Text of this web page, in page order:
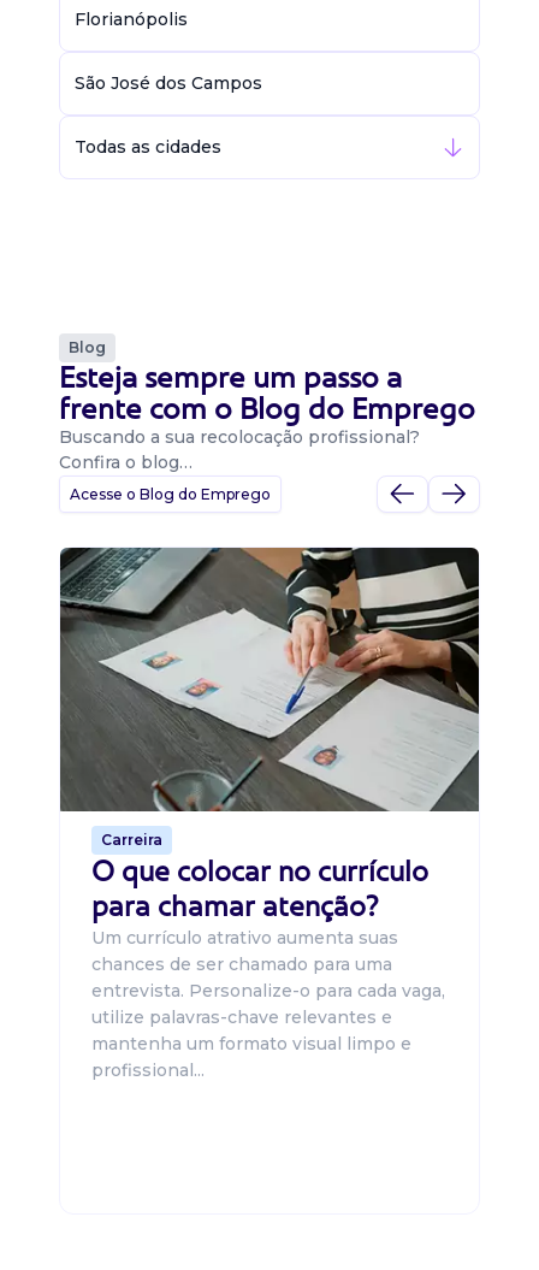
Florianópolis
São José dos Campos
Todas as cidades
Blog
Esteja sempre um passo a
frente com o Blog do Emprego
Buscando a sua recolocação profissional?
Confira o blog…
Acesse o Blog do Emprego
Carreira
O que colocar no currículo
para chamar atenção?
Um currículo atrativo aumenta suas
chances de ser chamado para uma
entrevista. Personalize-o para cada vaga,
utilize palavras-chave relevantes e
mantenha um formato visual limpo e
profissional...